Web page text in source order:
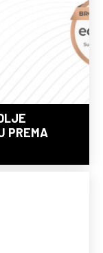
PREMA